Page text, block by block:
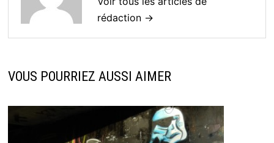
rédaction →
VOUS POURRIEZ AUSSI AIMER